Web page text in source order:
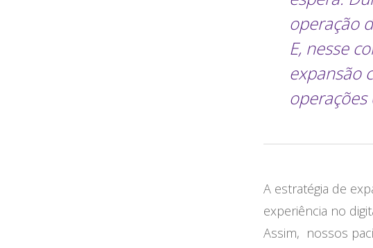
operação
E, nesse
expansão
operações
A estratégia de
experiência no
Assim, nossos